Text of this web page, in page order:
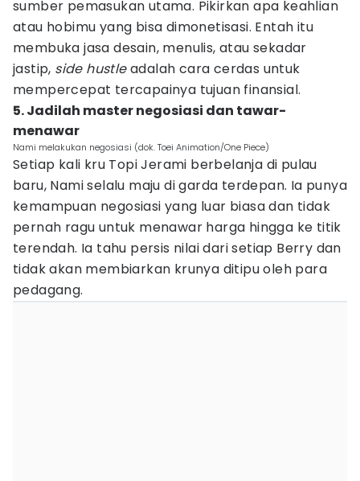
sumber pemasukan utama. Pikirkan apa keahlian
atau hobimu yang bisa dimonetisasi. Entah itu
membuka jasa desain, menulis, atau sekadar
jastip, side hustleadalah cara cerdas untuk
mempercepat tercapainya tujuan finansial.
5. Jadilah master negosiasi dan tawar-
menawar
Nami melakukan negosiasi (dok. Toei Animation/One Piece)
Setiap kali kru Topi Jerami berbelanja di pulau
baru, Nami selalu maju di garda terdepan. Ia punya
kemampuan negosiasi yang luar biasa dan tidak
pernah ragu untuk menawar harga hingga ke titik
terendah. Ia tahu persis nilai dari setiap Berry dan
tidak akan membiarkan krunya ditipu oleh para
pedagang.